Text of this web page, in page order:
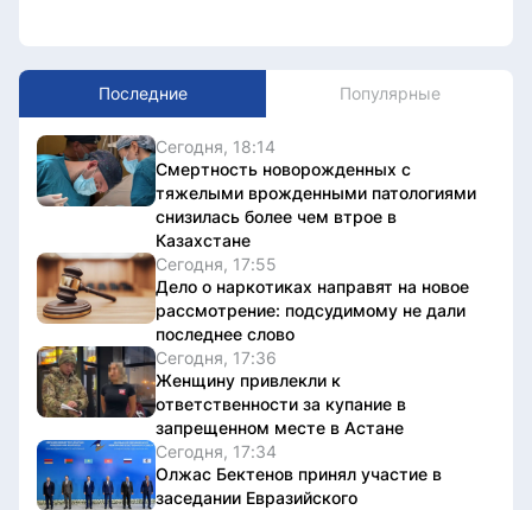
Последние Популярные
Сегодня, 18:14
Смертность новорожденных с
тяжелыми врожденными патологиями
снизилась более чем втрое в
Казахстане
Сегодня, 17:55
Дело о наркотиках направят на новое
рассмотрение: подсудимому не дали
последнее слово
Сегодня, 17:36
Женщину привлекли к
ответственности за купание в
запрещенном месте в Астане
Сегодня, 17:34
Олжас Бектенов принял участие в
заседании Евразийского